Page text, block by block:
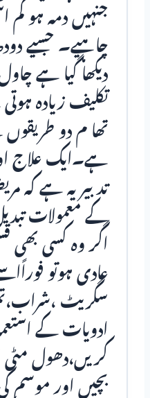
جنہیں دمہ ہو کم
چاہیے۔ جسیے
دیکھا گیا ہے
تکلیف زیادہ
تھا م دو
ہے۔ایک علاج
تدبیر یہ ہے کہ
کے معمولات
اگر وہ کسی بھی
عادی ہوتو
سگریٹ
ادویات کے
کریں،دھول مٹی
بچیں اور موسم